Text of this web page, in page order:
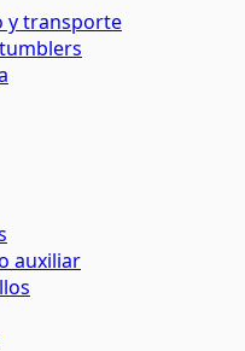
y transporte
auxiliar